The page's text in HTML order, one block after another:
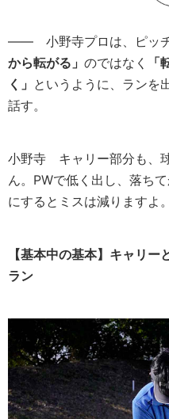
―― 小野寺プロは、ピッ
から転がる」 のではなく
く」 というように、ランを
話す。
小野寺 キャリー部分も、
ん。PWで低く出し、落ち
にするとミスは減りますよ。
【基本中の基本】キャリ
ラン